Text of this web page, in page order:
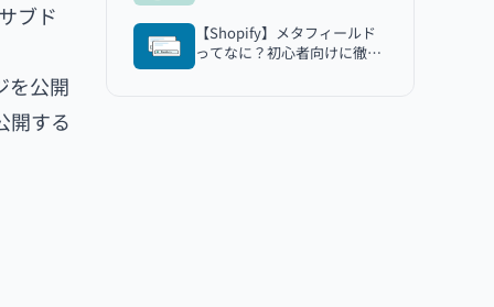
ブド
を公開
開する
【Shopify】メタフィールド
ってなに？初心者向けに徹底